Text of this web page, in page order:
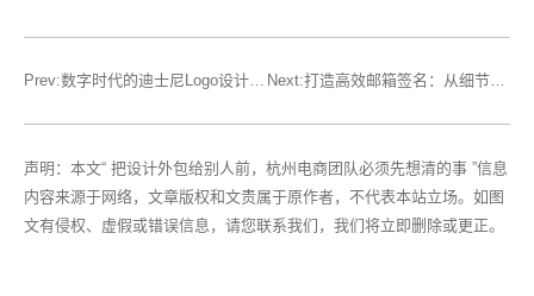
声明：本文“ 把设计外包给别人前，杭州电商团队必须先想清的事 ”信息
内容来源于网络，文章版权和文责属于原作者，不代表本站立场。如图
文有侵权、虚假或错误信息，请您联系我们，我们将立即删除或更正。